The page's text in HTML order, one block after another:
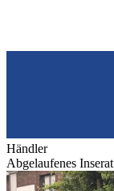
Händler
Abgelaufenes Inserat